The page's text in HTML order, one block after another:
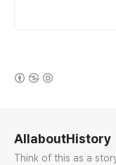
AllaboutHistory
Think of this as a